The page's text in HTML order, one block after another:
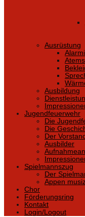
Ausrüstung
Ausbildung
Jugendfeuerwehr
Die
Die
Der
Ausbilder
Spielmannszug
Der
Appen
Chor
Förderungsring
Kontakt
Login/Logout